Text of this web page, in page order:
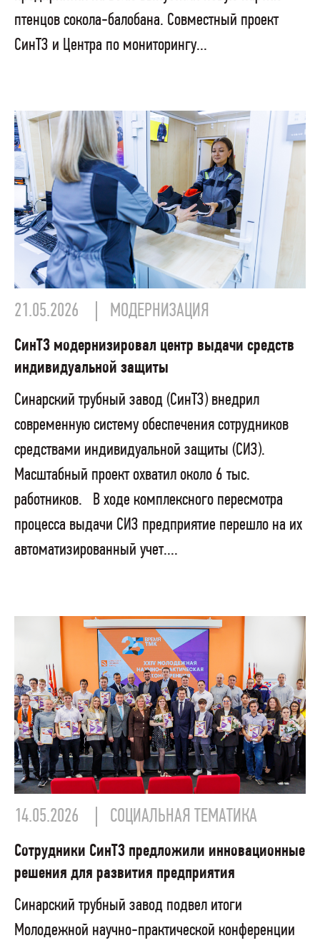
птенцов сокола-балобана. Совместный проект
СинТЗ и Центра по мониторингу...
21.05.2026 МОДЕРНИЗАЦИЯ
СинТЗ модернизировал центр выдачи средств
индивидуальной защиты
Синарский трубный завод (СинТЗ) внедрил
современную систему обеспечения сотрудников
средствами индивидуальной защиты (СИЗ).
Масштабный проект охватил около 6 тыс.
работников. В ходе комплексного пересмотра
процесса выдачи СИЗ предприятие перешло на их
автоматизированный учет....
14.05.2026 СОЦИАЛЬНАЯ ТЕМАТИКА
Сотрудники СинТЗ предложили инновационные
решения для развития предприятия
Синарский трубный завод подвел итоги
Молодежной научно-практической конференции